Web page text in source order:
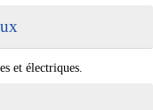
et électriques.